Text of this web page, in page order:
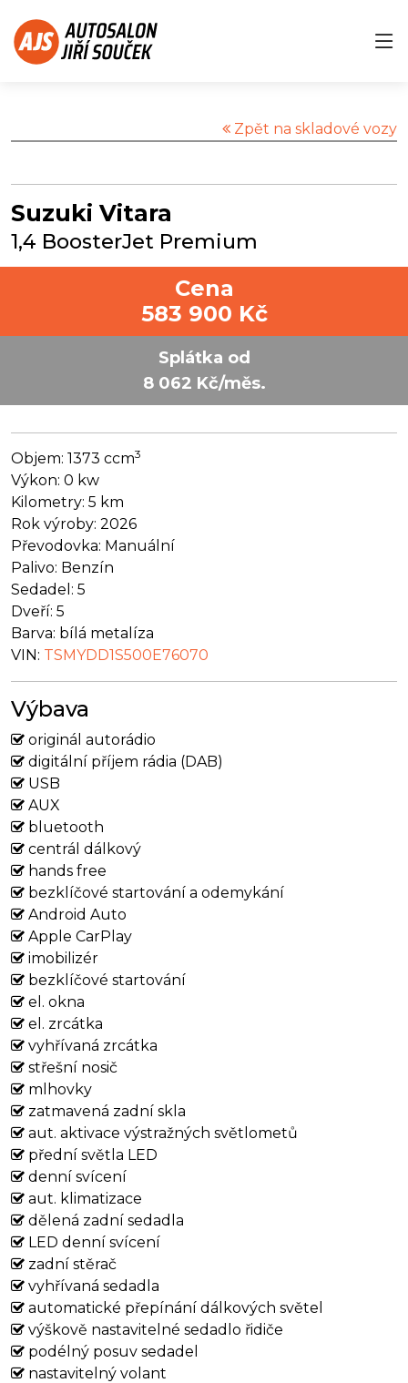
Zpět na skladové vozy
Suzuki Vitara
1,4 BoosterJet Premium
Cena
583 900 Kč
Splátka od
8 062 Kč/měs.
Objem: 1373 ccm3
Výkon: 0 kw
Kilometry: 5 km
Rok výroby: 2026
Převodovka: Manuální
Palivo: Benzín
Sedadel: 5
Dveří: 5
Barva: bílá metalíza
VIN: TSMYDD1S500E76070
Výbava
originál autorádio
digitální příjem rádia (DAB)
USB
AUX
bluetooth
centrál dálkový
hands free
bezklíčové startování a odemykání
Android Auto
Apple CarPlay
imobilizér
bezklíčové startování
el. okna
el. zrcátka
vyhřívaná zrcátka
střešní nosič
mlhovky
zatmavená zadní skla
aut. aktivace výstražných světlometů
přední světla LED
denní svícení
aut. klimatizace
dělená zadní sedadla
LED denní svícení
zadní stěrač
vyhřívaná sedadla
automatické přepínání dálkových světel
výškově nastavitelné sedadlo řidiče
podélný posuv sedadel
nastavitelný volant